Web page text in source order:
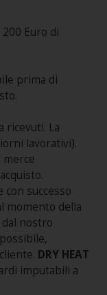
Euro di
prima di
ricevuti. La
lavorativi).
con successo
momento della
nostro
DRY HEAT
imputabili a